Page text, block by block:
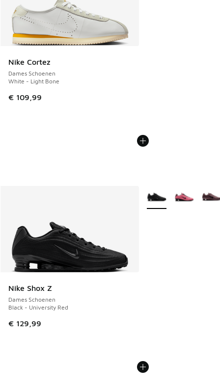
Nike Cortez
Dames Schoenen
White - Light Bone
€ 109,99
Nike Shox Z
Dames Schoenen
Black - University Red
€ 129,99
Meer kleuren